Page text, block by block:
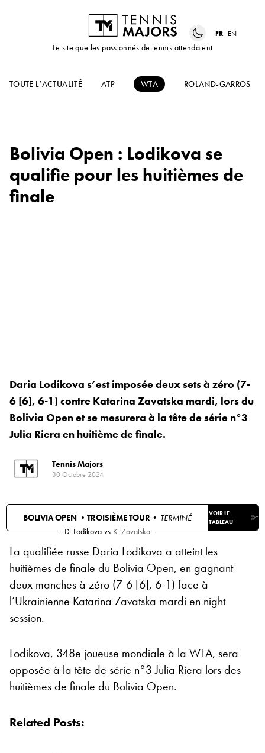
Le site que les passionnés de tennis attendaient
FR EN
TOUTE L’ACTUALITÉ ATP WTA ROLAND-GARROS
Bolivia Open : Lodikova se
qualifie pour les huitièmes de
finale
Daria Lodikova s’est imposée deux sets à zéro (7-
6 [6], 6-1) contre Katarina Zavatska mardi, lors du
Bolivia Open et se mesurera à la tête de série n°3
Julia Riera en huitième de finale.
Tennis Majors
30 Octobre 2024
BOLIVIA OPEN • TROISIÈME TOUR • TERMINÉ
VOIR LE
TABLEAU
D. Lodikova vs K. Zavatska
La qualifiée russe Daria Lodikova a atteint les
huitièmes de finale du Bolivia Open, en gagnant
deux manches à zéro (7-6 [6], 6-1) face à
l’Ukrainienne Katarina Zavatska mardi en night
session.
Lodikova, 348e joueuse mondiale à la WTA, sera
opposée à la tête de série n°3 Julia Riera lors des
huitièmes de finale du Bolivia Open.
Related Posts: